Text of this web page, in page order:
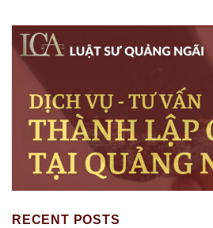
RECENT POSTS